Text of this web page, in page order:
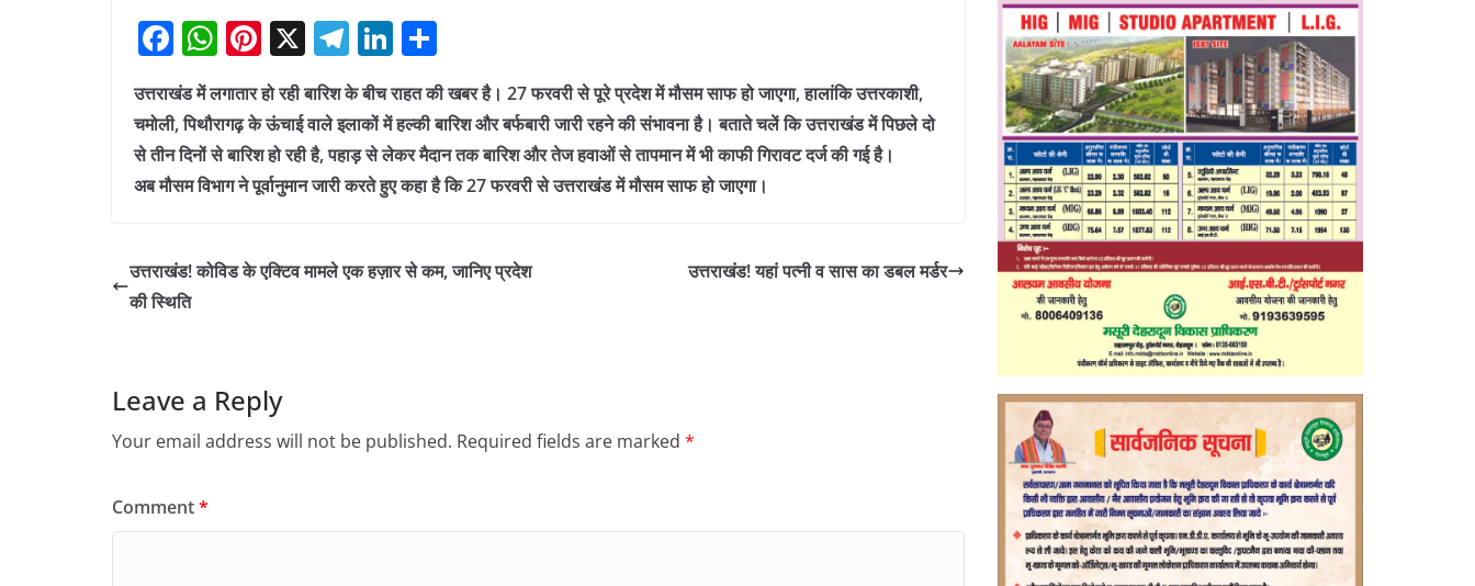
F
a
c
e
b
k
W
at
s
A
p
Pi
nt
er
e
st
X T
el
e
gr
a
m
Li
k
e
dI
h
ar
e
उत्तराखंड में लगातार हो रही बारिश के बीच राहत की खबर है। 27 फरवरी से पूरे प्रदेश में मौसम साफ हो जाएगा, हालांकि उत्तरकाशी,
चमोली, पिथौरागढ़ के ऊंचाई वाले इलाकों में हल्की बारिश और बर्फबारी जारी रहने की संभावना है। बताते चलें कि उत्तराखंड में पिछले दो
से तीन दिनों से बारिश हो रही है, पहाड़ से लेकर मैदान तक बारिश और तेज हवाओं से तापमान में भी काफी गिरावट दर्ज की गई है।
अब मौसम विभाग ने पूर्वानुमान जारी करते हुए कहा है कि 27 फरवरी से उत्तराखंड में मौसम साफ हो जाएगा।
उत्तराखंड! कोविड के एक्टिव मामले एक हज़ार से कम, जानिए प्रदेश
की स्थिति
उत्तराखंड! यहां पत्नी व सास का डबल मर्डर
Leave a Reply
Your email address will not be published. Required fields are marked *
Comment*